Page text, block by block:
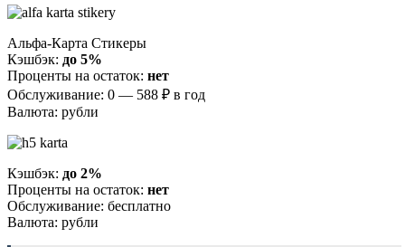
Альфа-Карта Стикеры
Кэшбэк: до 5%
Проценты на остаток: нет
Обслуживание: 0 — 588 ₽ в год
Валюта: рубли
Кэшбэк: до 2%
Проценты на остаток: нет
Обслуживание: бесплатно
Валюта: рубли